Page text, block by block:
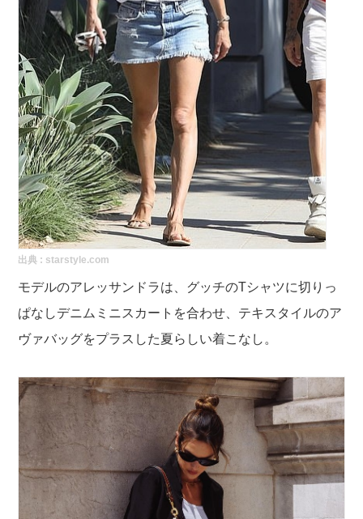
出典 : starstyle.com
モデルのアレッサンドラは、グッチのTシャツに切りっ
ぱなしデニムミニスカートを合わせ、テキスタイルのア
ヴァバッグをプラスした夏らしい着こなし。